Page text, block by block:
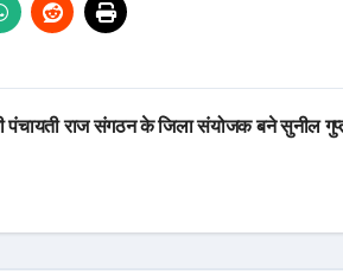
पंचायती राज संगठन के जिला संयोजक बने सुनील